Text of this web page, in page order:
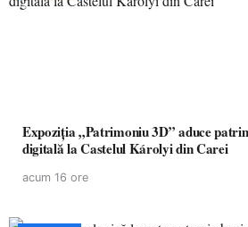
Expoziția „Patrimoniu 3D” aduce
digitală la Castelul Károlyi din Carei
acum 16 ore